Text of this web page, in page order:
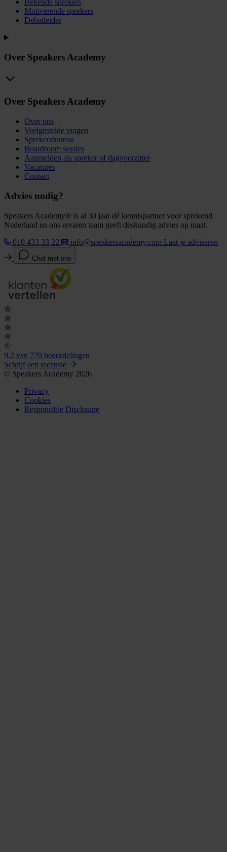
Bekende sprekers
Motiverende sprekers
Debatleider
Over Speakers Academy
Over Speakers Academy
Over ons
Veelgestelde vragen
Sprekersbureau
Boardroom sessies
Aanmelden als spreker of dagvoorzitter
Vacatures
Contact
Advies nodig?
Speakers Academy® is al 30 jaar dé kennispartner voor sprekend
Nederland en ons ervaren team geeft deskundig advies op maat.
010 433 33 22
info@speakersacademy.com Laat je adviseren
Chat met ons
9.2 van 770 beoordelingen
Schrijf een recensie
© Speakers Academy 2026
Privacy
Cookies
Responsible Disclosure